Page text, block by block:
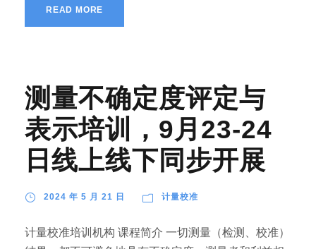
READ MORE
测量不确定度评定与
表示培训，9月23-24
日线上线下同步开展
2024 年 5 月 21 日 计量校准
计量校准培训机构 课程简介 一切测量（检测、校准）